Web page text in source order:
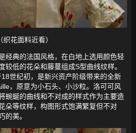
（织花面料近看）
经典的法国风格，在白地上选用颜色轻
较低的花朵和藤蔓组成S型曲线纹样。
世纪初，是新兴资产阶级带来的全新
，原意为小石头、小沙粒。洛可可风
蜿蜒的曲线和不对成的样式作为主要造
朵等纹样，构图形式饱满繁复但不对
的美。